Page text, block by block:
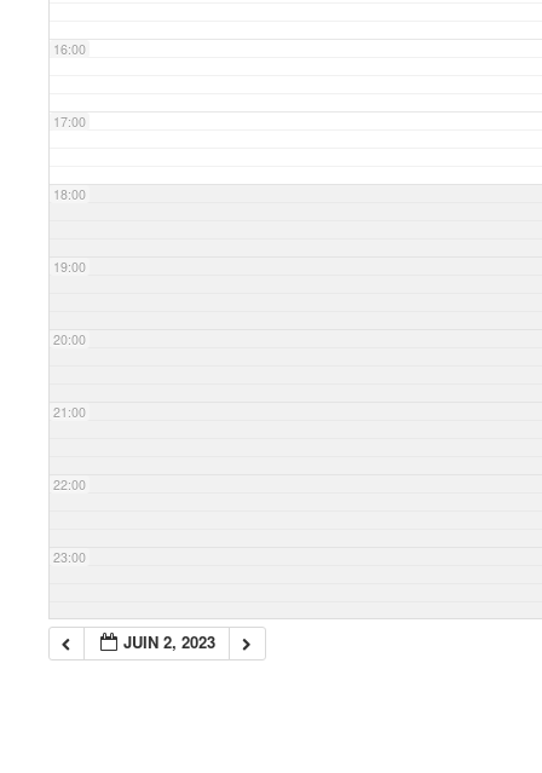
16:00
17:00
18:00
19:00
20:00
21:00
22:00
23:00
JUIN 2, 2023